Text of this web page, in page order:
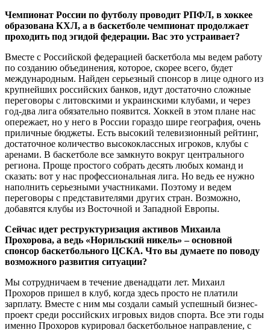
Чемпионат России по футболу проводит РПФЛ, в хоккее
образована КХЛ, а в баскетболе чемпионат продолжает
проходить под эгидой федерации. Вас это устраивает?
Вместе с Российской федерацией баскетбола мы ведем работу
по созданию объединения, которое, скорее всего, будет
международным. Найден серьезный спонсор в лице одного из
крупнейших российских банков, идут достаточно сложные
переговоры с литовскими и украинскими клубами, и через
год-два лига обязательно появится. Хоккей в этом плане нас
опережает, но у него в России гораздо шире география, очень
приличные бюджеты. Есть высокий телевизионный рейтинг,
достаточное количество высококлассных игроков, клубы с
аренами. В баскетболе все замкнуто вокруг центрального
региона. Проще простого собрать десять любых команд и
сказать: вот у нас професси­ональная лига. Но ведь ее нужно
наполнить серьезными участниками. Поэтому и ведем
переговоры с представителями других стран. Возможно,
добавятся клубы из Восточной и Западной Европы.
Сейчас идет реструктуризация активов Михаила
Прохорова, а ведь «Норильский никель» – основной
спонсор баскетбольного ЦСКА. Что вы думаете по поводу
возможного развития ситуации?
Мы сотрудничаем в течение двенадцати лет. Михаил
Прохоров пришел в клуб, когда здесь просто не платили
зарплату. Вместе с ним мы создали самый успешный бизнес-
проект среди российских игровых видов спорта. Все эти годы
именно Прохоров курировал баскетбольное направление, с